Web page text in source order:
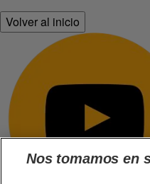
Volver al inicio
Nos tomamos en